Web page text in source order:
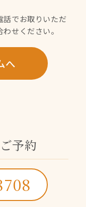
話でお取りいただ
せください。
へ
予約